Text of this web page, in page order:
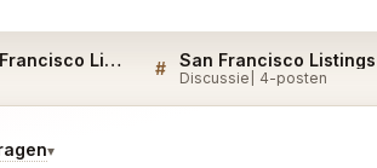
Rich Table San Francisco Listings # San Francisco Listings
Discussie 4-posten
▾